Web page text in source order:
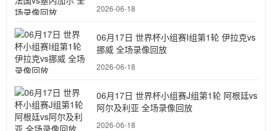
2026-06-18
06月17日 世界杯小组赛I组第1轮 伊拉克vs
挪威 全场录像回放
2026-06-18
06月17日 世界杯小组赛J组第1轮 阿根廷vs
阿尔及利亚 全场录像回放
2026-06-18